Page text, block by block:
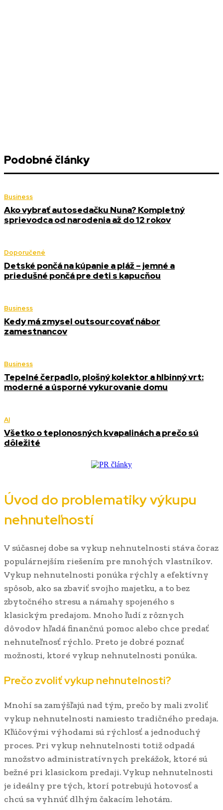
Podobné články
Business
Ako vybrať autosedačku Nuna? Kompletný
sprievodca od narodenia až do 12 rokov
Doporučené
Detské pončá na kúpanie a pláž – jemné a
priedušné pončá pre deti s kapucňou
Business
Kedy má zmysel outsourcovať nábor
zamestnancov
Business
Tepelné čerpadlo, plošný kolektor a hlbinný vrt:
moderné a úsporné vykurovanie domu
AI
Všetko o teplonosných kvapalinách a prečo sú
dôležité
Úvod do problematiky výkupu
nehnuteľností
V súčasnej dobe sa vykup nehnutelnosti stáva čoraz
populárnejším riešením pre mnohých vlastníkov.
Vykup nehnutelnosti ponúka rýchly a efektívny
spôsob, ako sa zbaviť svojho majetku, a to bez
zbytočného stresu a námahy spojeného s
klasickým predajom. Mnoho ľudí z rôznych
dôvodov hľadá finančnú pomoc alebo chce predať
nehnuteľnosť rýchlo. Preto je dobré poznať
možnosti, ktoré vykup nehnutelnosti ponúka.
Prečo zvoliť vykup nehnutelnosti?
Mnohí sa zamýšľajú nad tým, prečo by mali zvoliť
vykup nehnutelnosti namiesto tradičného predaja.
Kľúčovými výhodami sú rýchlosť a jednoduchý
proces. Pri vykup nehnutelnosti totiž odpadá
množstvo administratívnych prekážok, ktoré sú
bežné pri klasickom predaji. Vykup nehnutelnosti
je ideálny pre tých, ktorí potrebujú hotovosť a
chcú sa vyhnúť dlhým čakacím lehotám.